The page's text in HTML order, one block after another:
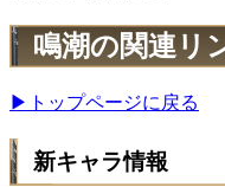
鳴潮の関連リ
▶トップページに戻る
新キャラ情報